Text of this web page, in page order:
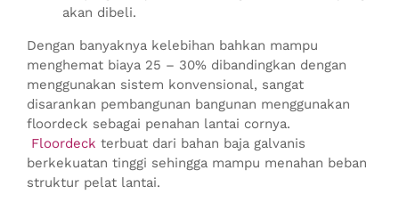
akan dibeli.
Dengan banyaknya kelebihan bahkan mampu
menghemat biaya 25 – 30% dibandingkan dengan
menggunakan sistem konvensional, sangat
disarankan pembangunan bangunan menggunakan
floordeck sebagai penahan lantai cornya.
Floordeck terbuat dari bahan baja galvanis
berkekuatan tinggi sehingga mampu menahan beban
struktur pelat lantai.